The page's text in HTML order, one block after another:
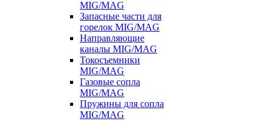
MIG/MAG
Запасные части для
горелок MIG/MAG
Направляющие
каналы MIG/MAG
Токосъемники
MIG/MAG
Газовые сопла
MIG/MAG
Пружины для сопла
MIG/MAG